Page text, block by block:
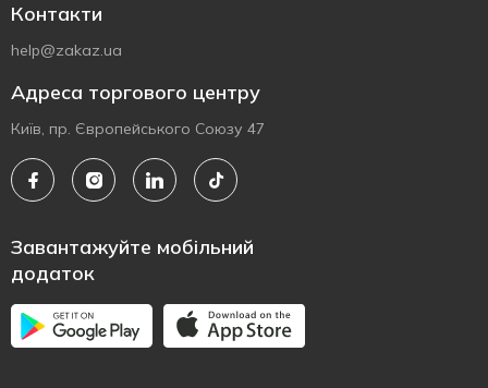
Контакти
help@zakaz.ua
Адреса торгового центру
Київ, пр. Європейського Союзу 47
Завантажуйте мобільний
додаток